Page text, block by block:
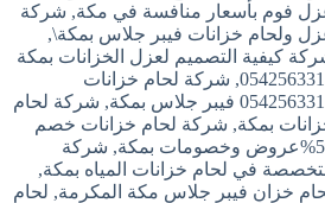
فوم بأسعار منافسة في مكة, شركة
ولحام خزانات فيبر جلاس بمكة\,
كيفية التصميم لعزل الخزانات بمكة
, شركة لحام خزانات
فيبر جلاس بمكة
, شركة لحام
بمكة, شركة لحام خزانات خصم
بمكة
, شركة
في لحام خزانات المياه بمكة,
خزان فيبر جلاس مكة المكرمة, لحام